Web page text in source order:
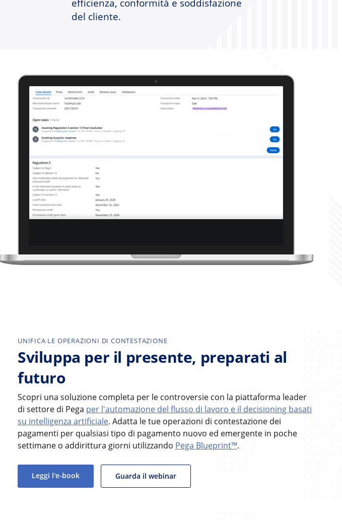
efficienza, conformità e soddisfazione
del cliente.
UNIFICA LE OPERAZIONI DI CONTESTAZIONE
Sviluppa per il presente, preparati al
futuro
Scopri una soluzione completa per le controversie con la piattaforma leader
di settore di Pega per l'automazione del flusso di lavoro e il decisioning basati
su intelligenza artificiale. Adatta le tue operazioni di contestazione dei
pagamenti per qualsiasi tipo di pagamento nuovo ed emergente in poche
settimane o addirittura giorni utilizzando Pega Blueprint™.
Leggi l'e-book Guarda il webinar